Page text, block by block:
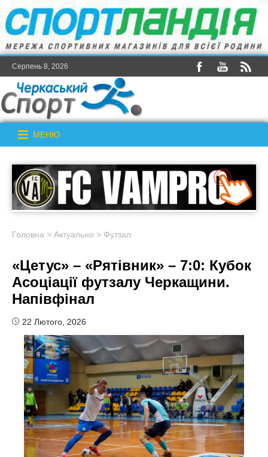
Серпень 8, 2026
МЕНЮ
Головна > Актуально > Футзал
«Цетус» – «Рятівник» – 7:0: Кубок
Асоціації футзалу Черкащини.
Напівфінал
22 Лютого, 2026